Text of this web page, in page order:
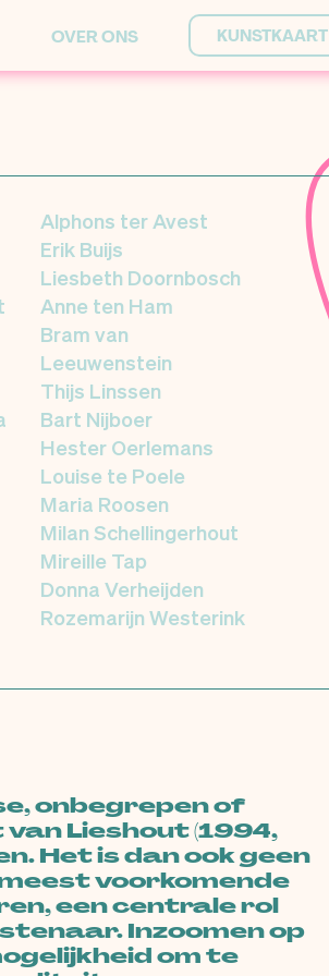
OVER ONS KUNSTKAART
Alphons ter Avest
Erik Buijs
Liesbeth Doornbosch
Anne ten Ham
Bram van
Leeuwenstein
Thijs Linssen
Bart Nijboer
Hester Oerlemans
Louise te Poele
Maria Roosen
Milan Schellingerhout
Mireille Tap
Donna Verheijden
Rozemarijn Westerink
onbegrepen of
Lieshout (1994,
Het is dan ook geen
voorkomende
een centrale rol
Inzoomen op
om te